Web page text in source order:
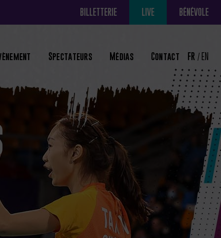
BILLETTERIE LIVE BÉNÉVOLE
Spectateurs Médias Contact FR EN